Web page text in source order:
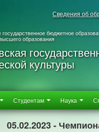
Сведения об
бюджетное
образования
культуры
Студентам Наука
05.02.2023 -